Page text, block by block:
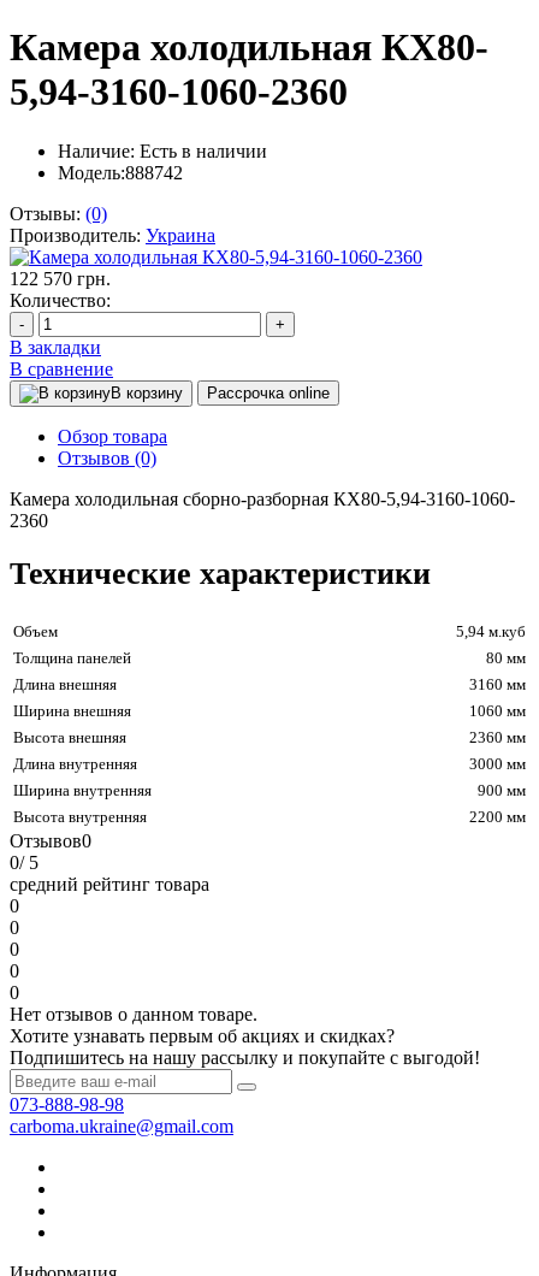
Камера холодильная КХ80-
5,94-3160-1060-2360
Наличие: Есть в наличии
Модель:888742
Отзывы: (0)
Производитель: Украина
122 570 грн.
Количество:
- +
В закладки
В сравнение
В корзину Рассрочка online
Обзор товара
Отзывов (0)
Камера холодильная сборно-разборная КХ80-5,94-3160-1060-
2360
Технические характеристики
Объем
5,94 м.куб
Толщина панелей
80 мм
Длина внешняя
3160 мм
Ширина внешняя
1060 мм
Высота внешняя
2360 мм
Длина внутренняя
3000 мм
Ширина внутренняя
900 мм
Высота внутренняя
2200 мм
Отзывов0
0/ 5
средний рейтинг товара
0
0
0
0
0
Нет отзывов о данном товаре.
Хотите узнавать первым об акциях и скидках?
Подпишитесь на нашу рассылку и покупайте с выгодой!
073-888-98-98
carboma.ukraine@gmail.com